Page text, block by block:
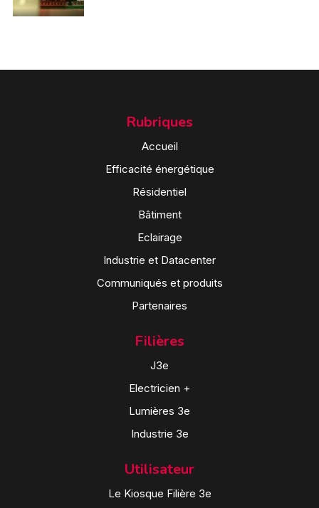
Rubriques
Accueil
Efficacité énergétique
Résidentiel
Bâtiment
Eclairage
Industrie et Datacenter
Communiqués et produits
Partenaires
Filières
J3e
Electricien +
Lumières 3e
Industrie 3e
Utilisateur
Le Kiosque Filière 3e